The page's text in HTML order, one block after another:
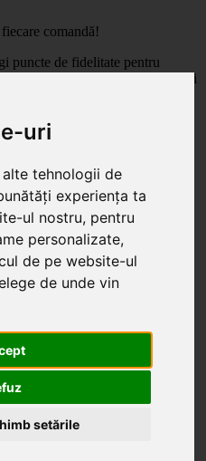
uri
tehnologii de
experiența ta
ul nostru, pentru
personalizate,
de pe website-ul
de unde vin
setările
comandă!
puncte de fidelitate pentru
mult, cu atât economisești mai
mai mari de 350 Lei. Comanda minimă în
în 1 - 2 zile lucrătoare.